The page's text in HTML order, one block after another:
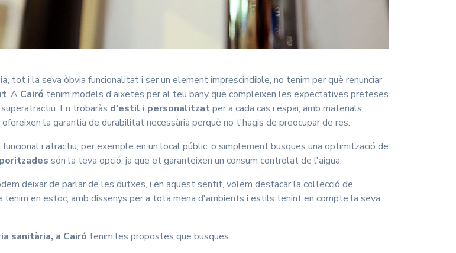
, tot i la seva òbvia funcionalitat i ser un element imprescindible, no tenim per què renunciar
. A Cairó tenim models d'aixetes per al teu bany que compleixen les expectatives preteses
En trobaràs d'estil i personalitzatper a cada cas i espai, amb materials
ofereixen la garantia de durabilitat necessària perquè no t'hagis de preocupar de res.
funcional i atractiu, per exemple en un local públic, o simplement busques una optimització de
són la teva opció, ja que et garanteixen un consum controlat de l'aigua.
deixar de parlar de les dutxes, i en aquest sentit, volem destacar la col·lecció de
tenim en estoc, amb dissenys per a tota mena d'ambients i estils tenint en compte la seva
sanitària, a Cairó tenim les propostes que busques.